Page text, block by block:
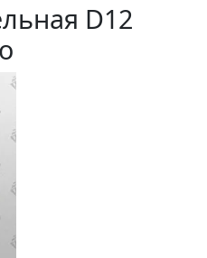
D12